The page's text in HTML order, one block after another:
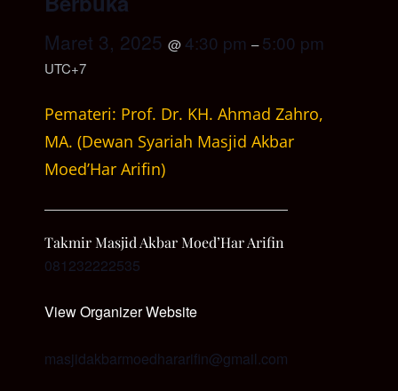
Maret 3, 2025 @ 4:30 pm –5:00 pm
UTC+7
Pemateri: Prof. Dr. KH. Ahmad Zahro,
MA. (Dewan Syariah Masjid Akbar
Moed’Har Arifin)
Takmir Masjid Akbar Moed’Har Arifin
081232222535
View Organizer Website
masjidakbarmoedhararifin@gmail.com